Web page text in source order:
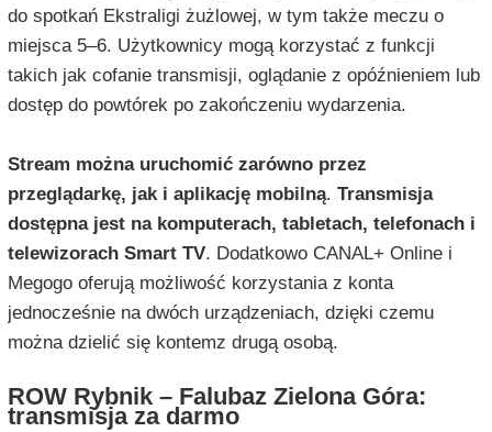
do spotkań Ekstraligi żużlowej, w tym także meczu o
miejsca 5–6. Użytkownicy mogą korzystać z funkcji
takich jak cofanie transmisji, oglądanie z opóźnieniem lub
dostęp do powtórek po zakończeniu wydarzenia.
Stream można uruchomić zarówno przez
przeglądarkę, jak i aplikację mobilną. Transmisja
dostępna jest na komputerach, tabletach, telefonach i
telewizorach Smart TV. Dodatkowo CANAL+ Online i
Megogo oferują możliwość korzystania z konta
jednocześnie na dwóch urządzeniach, dzięki czemu
można dzielić się kontemz drugą osobą.
ROW Rybnik – Falubaz Zielona Góra:
transmisja za darmo